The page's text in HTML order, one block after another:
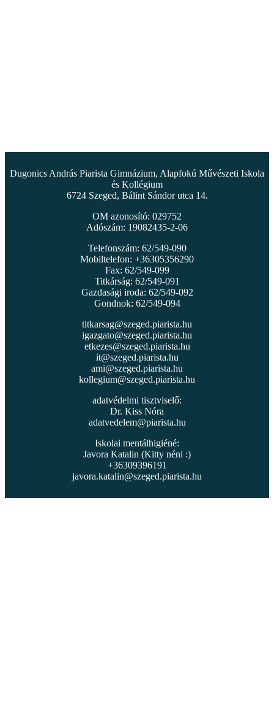
Dugonics András Piarista Gimnázium, Alapfokú Művészeti Iskola
és Kollégium
6724 Szeged, Bálint Sándor utca 14.
OM azonosító: 029752
Adószám: 19082435-2-06
Telefonszám: 62/549-090
Mobiltelefon: +36305356290
Fax: 62/549-099
Titkárság: 62/549-091
Gazdasági iroda: 62/549-092
Gondnok: 62/549-094
titkarsag@szeged.piarista.hu
igazgato@szeged.piarista.hu
etkezes@szeged.piarista.hu
it@szeged.piarista.hu
ami@szeged.piarista.hu
kollegium@szeged.piarista.hu
adatvédelmi tisztviselő:
Dr. Kiss Nóra
adatvedelem@piarista.hu
Iskolai mentálhigiéné:
Javora Katalin (Kitty néni :)
+36309396191
javora.katalin@szeged.piarista.hu